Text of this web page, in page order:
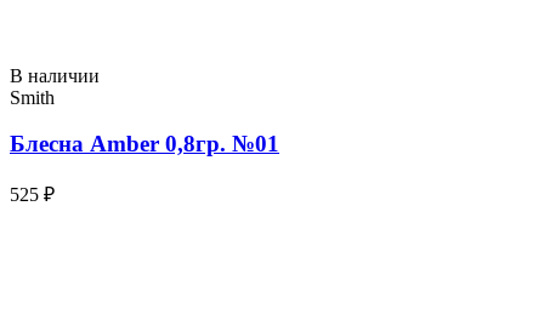
В наличии
Smith
Блесна Amber 0,8гр. №01
525 ₽